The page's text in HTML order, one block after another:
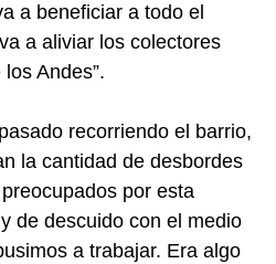
a beneficiar a todo el
a aliviar los colectores
Andes”.
recorriendo el barrio,
la cantidad de desbordes
por esta
de descuido con el medio
a trabajar. Era algo